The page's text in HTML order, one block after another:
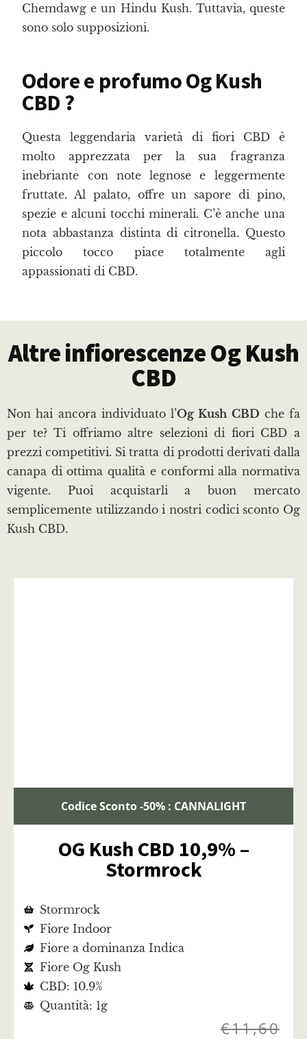
Chemdawg e un Hindu Kush. Tuttavia, queste
sono solo supposizioni.
Odore e profumo Og Kush
CBD ?
Questa leggendaria varietà di fiori CBD è
molto apprezzata per la sua fragranza
inebriante con note legnose e leggermente
fruttate. Al palato, offre un sapore di pino,
spezie e alcuni tocchi minerali. C’è anche una
nota abbastanza distinta di citronella. Questo
piccolo tocco piace totalmente agli
appassionati di CBD.
Altre infiorescenze Og Kush
CBD
Non hai ancora individuato l’Og Kush CBD che fa
per te? Ti offriamo altre selezioni di fiori CBD a
prezzi competitivi. Si tratta di prodotti derivati dalla
canapa di ottima qualità e conformi alla normativa
vigente. Puoi acquistarli a buon mercato
semplicemente utilizzando i nostri codici sconto Og
Kush CBD.
Codice Sconto -50% : CANNALIGHT
OG Kush CBD 10,9% –
Stormrock
Stormrock
Fiore Indoor
Fiore a dominanza Indica
Fiore Og Kush
CBD: 10.9%
Quantità: 1g
€11,60